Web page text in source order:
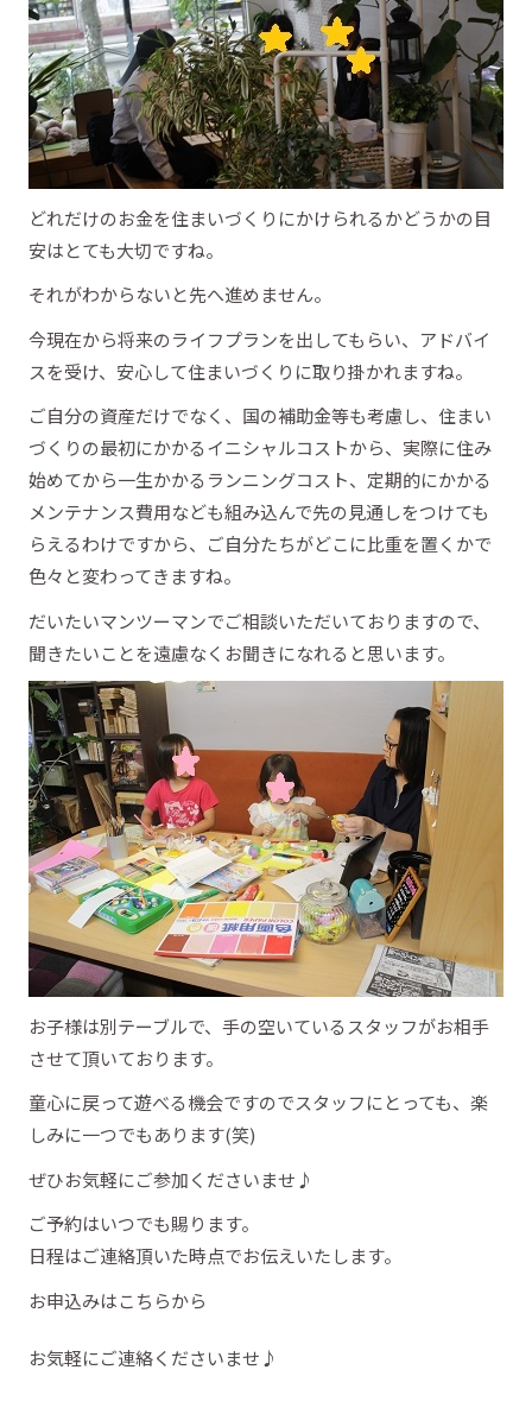
どれだけのお金を住まいづくりにかけられるかどうかの目
安はとても大切ですね。
それがわからないと先へ進めません。
今現在から将来のライフプランを出してもらい、アドバイ
スを受け、安心して住まいづくりに取り掛かれますね。
ご自分の資産だけでなく、国の補助金等も考慮し、住まい
づくりの最初にかかるイニシャルコストから、実際に住み
始めてから一生かかるランニングコスト、定期的にかかる
メンテナンス費用なども組み込んで先の見通しをつけても
らえるわけですから、ご自分たちがどこに比重を置くかで
色々と変わってきますね。
だいたいマンツーマンでご相談いただいておりますので、
聞きたいことを遠慮なくお聞きになれると思います。
お子様は別テーブルで、手の空いているスタッフがお相手
させて頂いております。
童心に戻って遊べる機会ですのでスタッフにとっても、楽
しみに一つでもあります(笑)
ぜひお気軽にご参加くださいませ♪
ご予約はいつでも賜ります。
日程はご連絡頂いた時点でお伝えいたします。
お申込みはこちらから
お気軽にご連絡くださいませ♪